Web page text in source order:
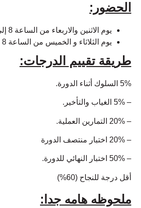
الحضور:
يوم الاثنين والاربعاء من الساعة 8 إلى 10م.
يوم الثلاثاء و الخميس من الساعة 8 إلى 10م.
طريقة تقييم الدرجات:
5% السلوك أثناء الدورة.
أقل درجة للنجاح (60%)
ملحوظه هامه جدا: